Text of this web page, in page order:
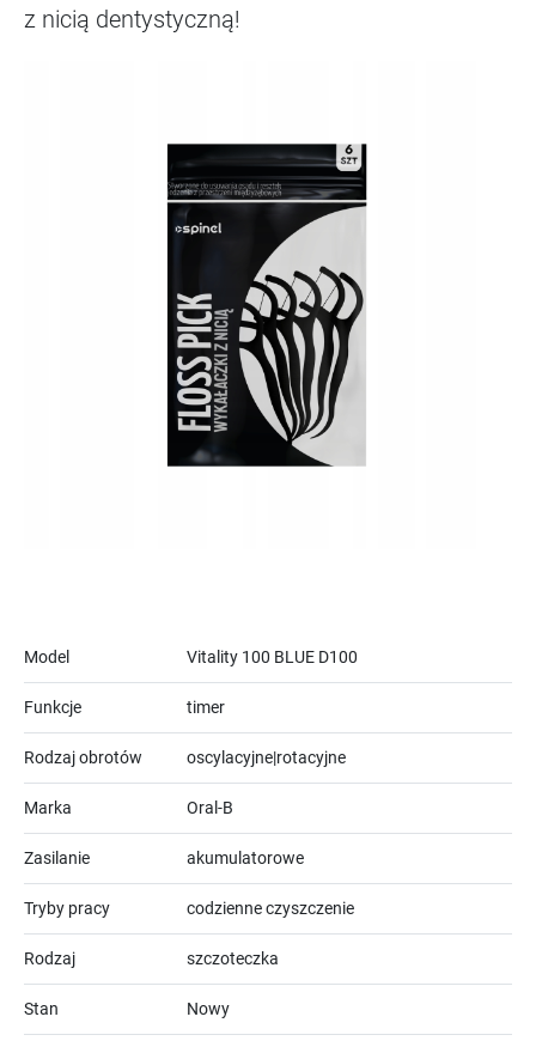
z nicią dentystyczną!
Model Vitality 100 BLUE D100
Funkcje timer
Rodzaj obrotów oscylacyjne|rotacyjne
Marka Oral-B
Zasilanie akumulatorowe
Tryby pracy codzienne czyszczenie
Rodzaj szczoteczka
Stan Nowy